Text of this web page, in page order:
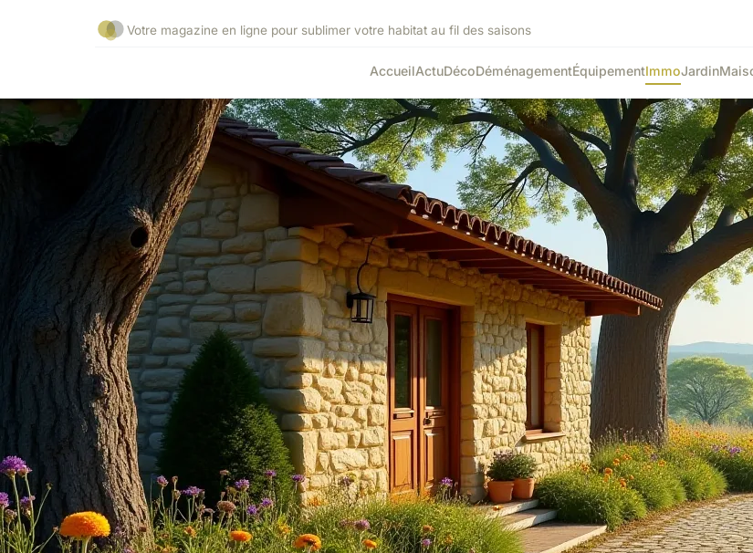
Votre magazine en ligne pour sublimer votre habitat au fil des saisons
AccueilActuDécoDéménagementÉquipementImmoJardin